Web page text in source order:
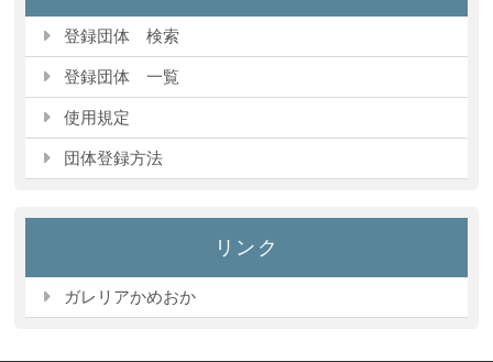
登録団体 検索
登録団体 一覧
使用規定
団体登録方法
リンク
ガレリアかめおか